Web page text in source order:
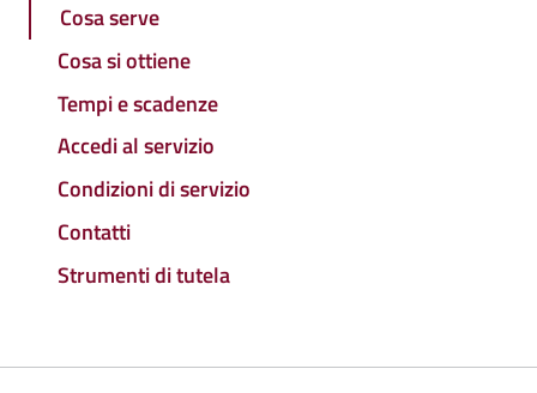
Cosa serve
Cosa si ottiene
Tempi e scadenze
Accedi al servizio
Condizioni di servizio
Contatti
Strumenti di tutela